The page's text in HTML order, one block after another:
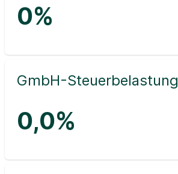
0%
GmbH-Steuerbelastung
0,0%